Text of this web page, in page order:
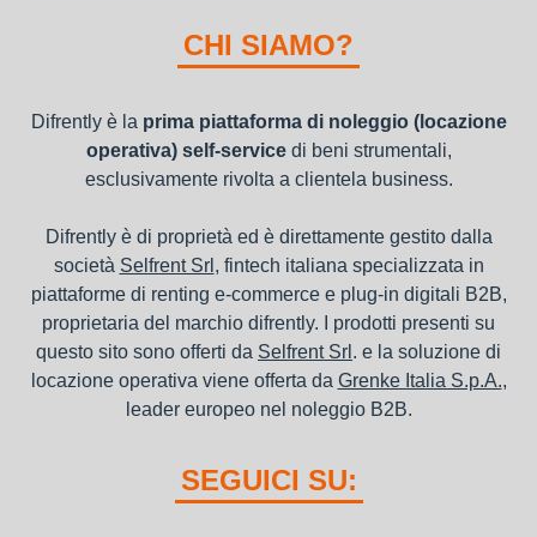
nel bilancio, poiché i canoni vengono considerati un servizio. I
canoni di noleggio sono deducibili ai fini IRES e IRAP
CHI SIAMO?
Difrently è la prima piattaforma di noleggio (locazione
operativa) self-servicedi beni strumentali,
esclusivamente rivolta a clientela business.
Difrently è di proprietà ed è direttamente gestito dalla
società Selfrent Srl , fintech italiana specializzata in
piattaforme di renting e-commerce e plug-in digitali B2B,
proprietaria del marchio difrently. I prodotti presenti su
questo sito sono offerti da Selfrent Srl . e la soluzione di
locazione operativa viene offerta da Grenke Italia S.p.A.,
leader europeo nel noleggio B2B.
SEGUICI SU: